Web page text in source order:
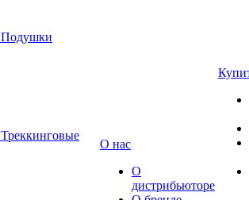
Подушки
Треккинговые
О нас
О
дистрибьюторе